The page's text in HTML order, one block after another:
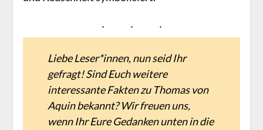
Liebe Leser*innen, nun seid Ihr
gefragt! Sind Euch weitere
interessante Fakten zu Thomas von
Aquin bekannt? Wir freuen uns,
wenn Ihr Eure Gedanken unten in die